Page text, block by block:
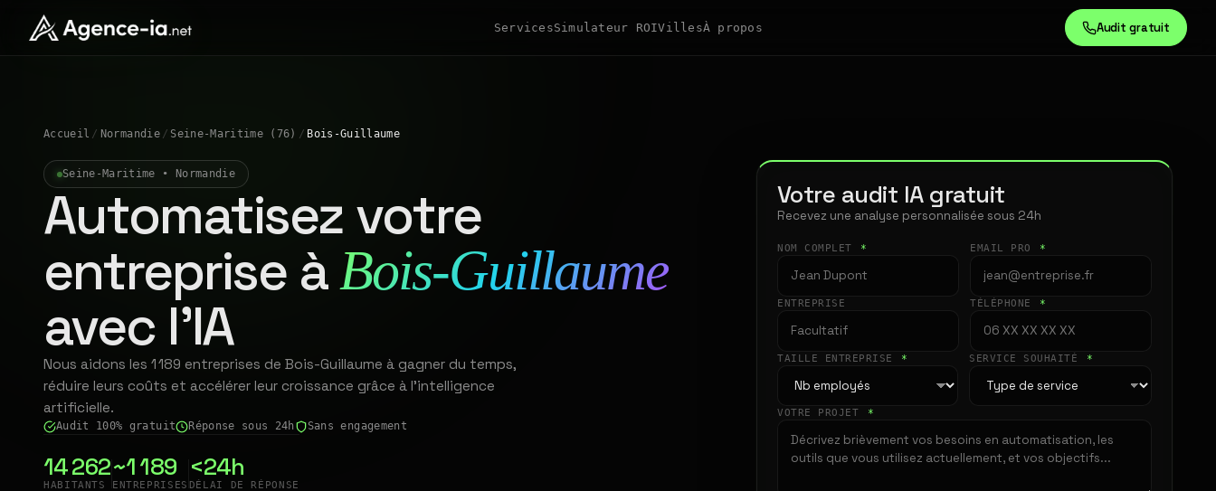
ServicesSimulateur ROIVillesÀ propos Audit gratuit
Accueil / Normandie / Seine-Maritime (76) / Bois-Guillaume
Seine-Maritime • Normandie
Automatisez votre
entreprise àBois-Guillaume
avec l'IA
Nous aidons les 1 189 entreprises de Bois-Guillaume à gagner du temps,
réduire leurs coûts et accélérer leur croissance grâce à l'intelligence
artificielle.
Audit 100% gratuit Réponse sous 24h Sans engagement
14 262
HABITANTS
~1 189
ENTREPRISES
<24h
DÉLAI DE RÉPONSE
Votre audit IA gratuit
Recevez une analyse personnalisée sous 24h
NOM COMPLET * EMAIL PRO *
ENTREPRISE TÉLÉPHONE *
TAILLE ENTREPRISE * SERVICE SOUHAITÉ *
VOTRE PROJET *